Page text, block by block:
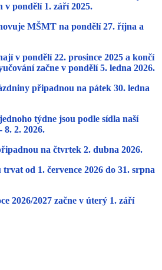
v pondělí 1. září 2025.
MŠMT na pondělí 27. října a
v pondělí 22. prosince 2025 a končí
začne v pondělí 5. ledna 2026.
připadnou na pátek 30. ledna
týdne jsou podle sídla naší
8. 2. 2026.
na čtvrtek 2. dubna 2026.
trvatod 1. července 2026 do 31. srpna
2026/2027 začne v úterý 1. září